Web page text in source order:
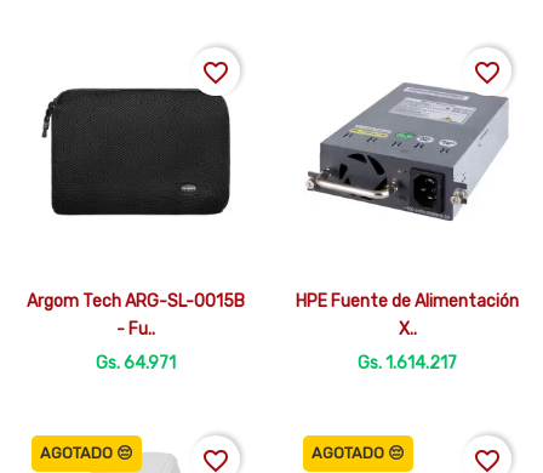
Vista rápida
Argom Tech ARG-SL-0015B
- Fu..
Gs. 64.971
favorite_border
Vista rápida
HPE Fuente de Alimentación
X..
Gs. 1.614.217
favorite_border
AGOTADO 😔 favorite_border AGOTADO 😔 favorite_border